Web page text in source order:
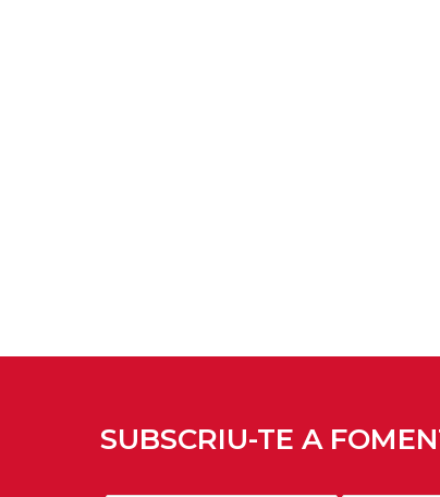
SUBSCRIU-TE A